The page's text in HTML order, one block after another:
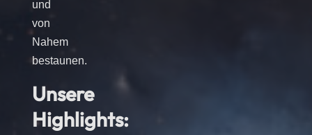
und
von
Nahem
bestaunen.
Unsere
Highlights: